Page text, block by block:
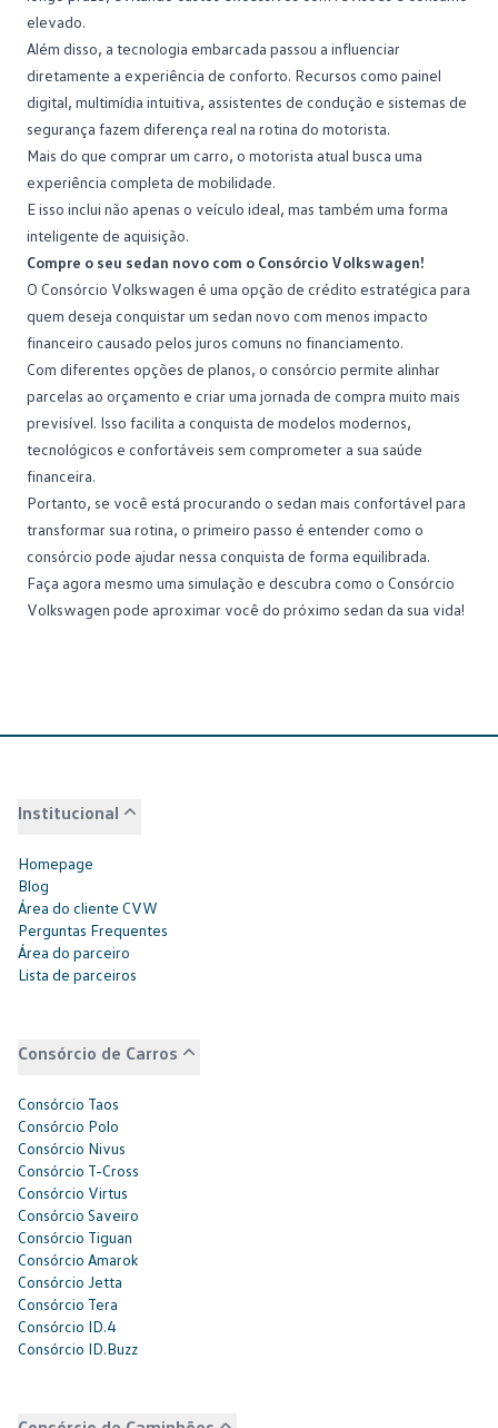
elevado.
Além disso, a tecnologia embarcada passou a influenciar
diretamente a experiência de conforto. Recursos como painel
digital, multimídia intuitiva, assistentes de condução e sistemas de
segurança fazem diferença real na rotina do motorista.
Mais do que comprar um carro, o motorista atual busca uma
experiência completa de mobilidade.
E isso inclui não apenas o veículo ideal, mas também uma forma
inteligente de aquisição.
Compre o seu sedan novo com o Consórcio Volkswagen!
O Consórcio Volkswagen é uma opção de crédito estratégica para
quem deseja conquistar um sedan novo com menos impacto
financeiro causado pelos juros comuns no financiamento.
Com diferentes opções de planos, o consórcio permite alinhar
parcelas ao orçamento e criar uma jornada de compra muito mais
previsível. Isso facilita a conquista de modelos modernos,
tecnológicos e confortáveis sem comprometer a sua saúde
financeira.
Portanto, se você está procurando o sedan mais confortável para
transformar sua rotina, o primeiro passo é entender como o
consórcio pode ajudar nessa conquista de forma equilibrada.
Faça agora mesmo uma simulação e descubra como o Consórcio
Volkswagen pode aproximar você do próximo sedan da sua vida!
Institucional
Homepage
Blog
Área do cliente CVW
Perguntas Frequentes
Área do parceiro
Lista de parceiros
Consórcio de Carros
Consórcio Taos
Consórcio Polo
Consórcio Nivus
Consórcio T-Cross
Consórcio Virtus
Consórcio Saveiro
Consórcio Tiguan
Consórcio Amarok
Consórcio Jetta
Consórcio Tera
Consórcio ID.4
Consórcio ID.Buzz